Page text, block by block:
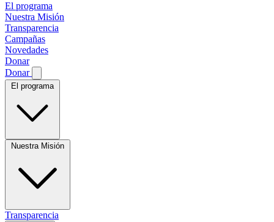
El programa
Nuestra Misión
Transparencia
Campañas
Novedades
Donar
Donar
El programa
Nuestra Misión
Transparencia